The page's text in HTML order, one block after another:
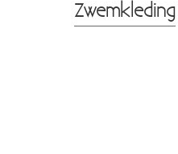
Zwemkleding